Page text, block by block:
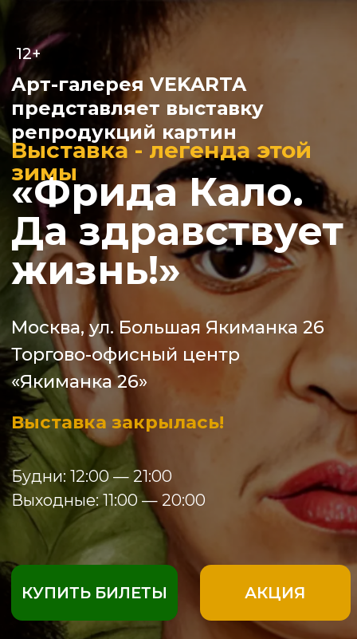
Арт-галерея VEKARTA
представляет выставку
репродукций картин
«Фрида Кало.
Да здравствует
жизнь!»
Выставка - легенда этой
зимы
Москва, ул. Большая Якиманка 26
Торгово-офисный центр
«Якиманка 26»
Выставка закрылась!
Будни: 12:00 — 21:00
Выходные: 11:00 — 20:00
КУПИТЬ БИЛЕТЫ АКЦИЯ